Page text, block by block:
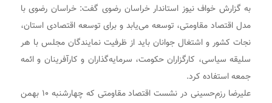
چهارشنبه ۱۰ بهمن
به گزارش خواف نیوز استاندار خراسان رضوی گفت: خراسان رضوی با
مدل اقتصاد مقاومتی، توسعه می‌یابد و برای توسعه اقتصادی استان،
نجات کشور و اشتغال جوانان باید از ظرفیت نمایندگان مجلس با هر
سلیقه سیاسی، کارگزاران حکومت، سرمایه‌گذاران و کارآفرینان و ائمه
جمعه استفاده کرد.
علیرضا رزم‌حسینی در نشست اقتصاد مقاومتی که چهارشنبه ۱۰ بهمن